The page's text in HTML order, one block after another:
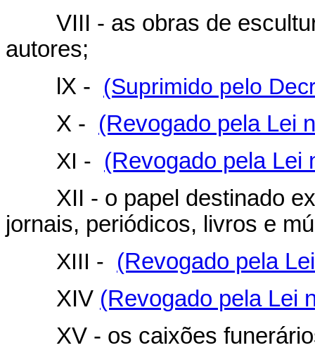
VIII - as obras de
autores;
lX - (Suprimido pelo
X - (Revogado pela Lei
XI - (Revogado pela Lei
XII - o papel destinado
jornais, periódicos, livros e
XIII - (Revogado pela
XIV (Revogado pela Lei
XV - os caixões